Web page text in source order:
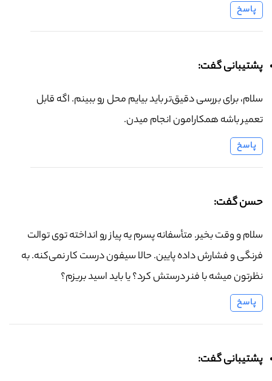
پاسخ
پشتیبانی گفت:
سلام، برای بررسی دقیق‌تر باید بیایم محل رو ببینم. اگه قابل
تعمیر باشه همکارامون انجام میدن.
پاسخ
حسن گفت:
سلام و وقت بخیر. متأسفانه پسرم یه پیاز رو انداخته توی توالت
فرنگی و فشارش داده پایین. حالا سیفون درست کار نمی‌کنه. به
نظرتون میشه با فنر درستش کرد؟ یا باید اسید بریزم؟
پاسخ
پشتیبانی گفت: